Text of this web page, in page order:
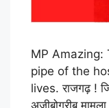
MP Amazing:
pipe of the
lives. राजगढ़ !